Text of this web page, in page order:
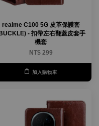
realme C100 5G 皮革保護套
- 扣帶左右翻蓋皮套手
機套
NT$ 299
加入購物車